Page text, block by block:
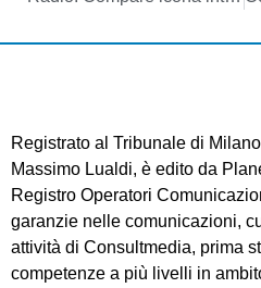
Registrato al Tribunale di
Massimo Lualdi, è edito da
Registro Operatori
garanzie nelle comunicazioni,
attività di Consultmedia, prima
competenze a più livelli in